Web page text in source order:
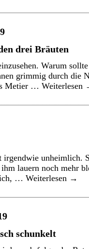
drei Bräuten
Warum
grimmig durch die
Metier … Weiterlesen
unheimlich.
lauern noch mehr
… Weiterlesen →
schunkelt